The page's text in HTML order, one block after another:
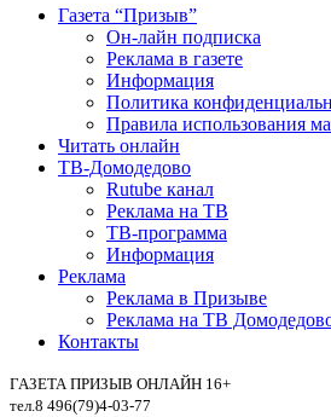
Газета “Призыв”
Он-лайн подписка
Реклама в газете
Информация
Политика
Правила использования
Читать онлайн
ТВ-Домодедово
Rutube канал
Реклама на ТВ
ТВ-программа
Информация
Реклама
Реклама в Призыве
Реклама на ТВ
Контакты
ГАЗЕТА ПРИЗЫВ ОНЛАЙН 16+
тел.8 496(79)4-03-77